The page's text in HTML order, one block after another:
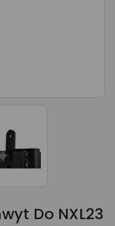
Do NXL23